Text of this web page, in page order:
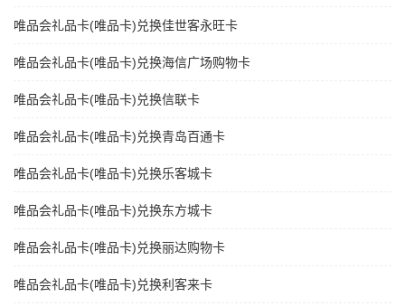
唯品会礼品卡(唯品卡)兑换佳世客永旺卡
唯品会礼品卡(唯品卡)兑换海信广场购物卡
唯品会礼品卡(唯品卡)兑换信联卡
唯品会礼品卡(唯品卡)兑换青岛百通卡
唯品会礼品卡(唯品卡)兑换乐客城卡
唯品会礼品卡(唯品卡)兑换东方城卡
唯品会礼品卡(唯品卡)兑换丽达购物卡
唯品会礼品卡(唯品卡)兑换利客来卡